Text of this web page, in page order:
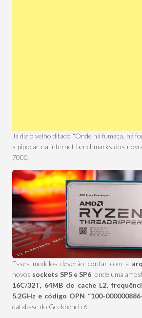
Já diz o velho ditado “Onde há fumaça, há
a pipocar na internet benchmarks dos
7000!
Esses modelos deverão contar com a
novos sockets SP5 e SP6 , onde uma
16C/32T, 64MB de cache L2,
5.2GHz e código OPN “100-
database do Geekbench 6.